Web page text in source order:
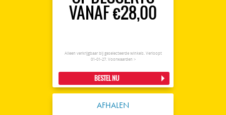
VANAF €28,00
Alleen verkrijgbaar bij geselecteerde winkels. Verloopt
01-01-27. Voorwaarden >
BESTEL NU
AFHALEN